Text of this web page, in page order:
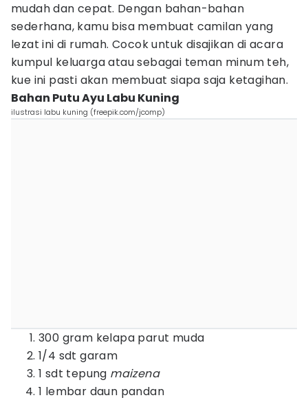
mudah dan cepat. Dengan bahan-bahan
sederhana, kamu bisa membuat camilan yang
lezat ini di rumah. Cocok untuk disajikan di acara
kumpul keluarga atau sebagai teman minum teh,
kue ini pasti akan membuat siapa saja ketagihan.
Bahan Putu Ayu Labu Kuning
ilustrasi labu kuning (freepik.com/jcomp)
300 gram kelapa parut muda
1/4 sdt garam
1 sdt tepung maizena
1 lembar daun pandan